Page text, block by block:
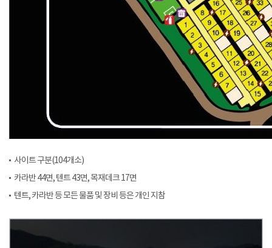
사이트 구분(104개소)
카라반 44면, 텐트 43면, 목재데크 17면
텐트, 카라반 등 모든 물품 및 장비 등은 개인 지참